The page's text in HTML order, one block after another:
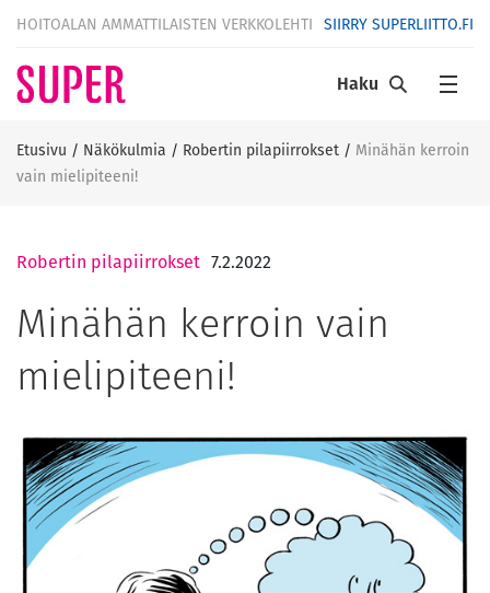
HOITOALAN AMMATTILAISTEN VERKKOLEHTI SIIRRY SUPERLIITTO.FI
Haku
Etusivu / Näkökulmia / Robertin pilapiirrokset / Minähän kerroin
vain mielipiteeni!
Robertin pilapiirrokset 7.2.2022
Minähän kerroin vain
mielipiteeni!